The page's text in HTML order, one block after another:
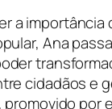
a importância
Ana
cidadãos e
por